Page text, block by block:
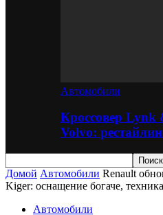
Автомобили
Кроссовер Lynk
Volvo:
Домой Автомобили Renault
Kiger: оснащение богаче,
Автомобили